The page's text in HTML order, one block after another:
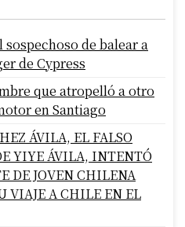
de balear a
de Cypress
que atropelló a otro
en Santiago
ÁVILA, EL FALSO
YIYE ÁVILA, INTENTÓ
DE JOVEN CHILENA
VIAJE A CHILE EN EL